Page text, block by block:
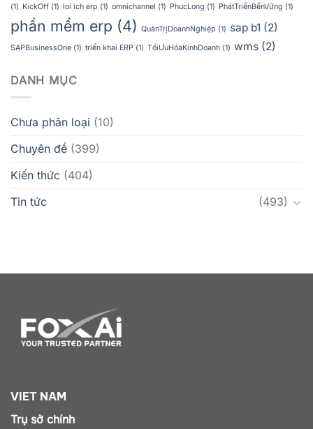
(1) KickOff (1) loi ich erp (1) omnichannel (1) PhucLong (1) PhátTriểnBềnVững (1)
phần mềm erp (4) QuảnTrịDoanhNghiệp (1) sap b1 (2)
SAPBusinessOne (1) triển khai ERP (1) TốiƯuHóaKinhDoanh (1) wms (2)
DANH MỤC
Chưa phân loại (10)
Chuyên đề (399)
Kiến thức (404)
Tin tức
(493)
VIET NAM
Trụ sở chính